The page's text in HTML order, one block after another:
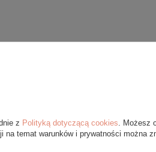
z Polityką dotyczącą cookies . Możesz
na temat warunków i prywatności można